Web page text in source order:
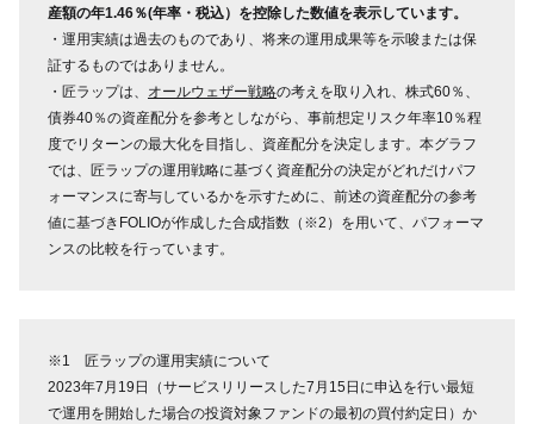
産額の年1.46％(年率・税込）を控除した数値を表示しています。
・運用実績は過去のものであり、将来の運用成果等を示唆または保
証するものではありません。
・匠ラップは、 オールウェザー戦略の考えを取り入れ、株式60％、
債券40％の資産配分を参考としながら、事前想定リスク年率10％程
度でリターンの最大化を目指し、資産配分を決定します。本グラフ
では、匠ラップの運用戦略に基づく資産配分の決定がどれだけパフ
ォーマンスに寄与しているかを示すために、前述の資産配分の参考
値に基づきFOLIOが作成した合成指数（※2）を用いて、パフォーマ
ンスの比較を行っています。
※1 匠ラップの運用実績について
2023年7月19日（サービスリリースした7月15日に申込を行い最短
で運用を開始した場合の投資対象ファンドの最初の買付約定日）か